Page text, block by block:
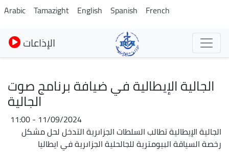
Pasar
al
contenido
principal
Arabic Tamazight English Spanish French
الإذاعات
الجالية الإيطالية في ضيافة برنامج صوت
الجالية
11/09/2024 - 11:00
الجالية الإيطالية تطالب السلطات الجزاىرية التدخل لحل مشكل
رخصة السياقة البيومترية للجالحلية الجزاىرية في ايطاليا